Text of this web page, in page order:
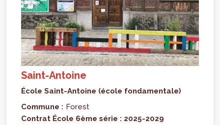
Saint-Antoine
École Saint-Antoine (école fondamentale)
Commune : Forest
Contrat École 6ème série : 2025-2029